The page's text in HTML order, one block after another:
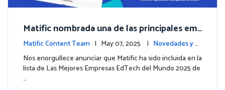
Matific nombrada una de las principales em
presas EdTech del mundo por TIME en 2025
Matific Content Team | May 07, 2025 | Novedades y e
ventos
Nos enorgullece anunciar que Matific ha sido incluida en la
lista de Las Mejores Empresas EdTech del Mundo 2025 de
…